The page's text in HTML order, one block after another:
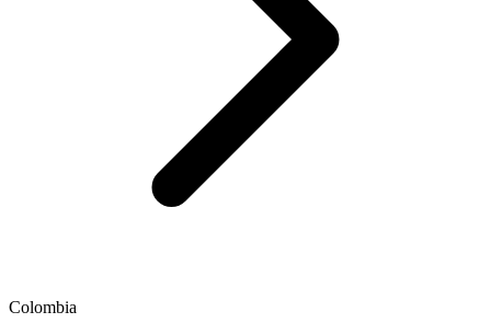
Colombia